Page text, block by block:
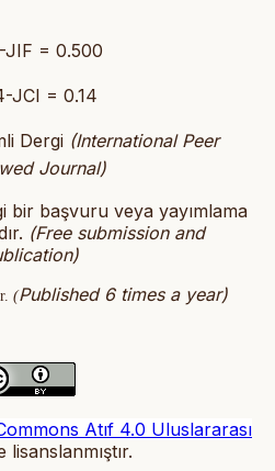
JIF = 0.500
JCI = 0.14
Dergi (International Peer
Journal)
bir başvuru veya yayımlama
(Free submission and
(Published 6 times a year)
Atıf 4.0 Uluslararası
lisanslanmıştır.